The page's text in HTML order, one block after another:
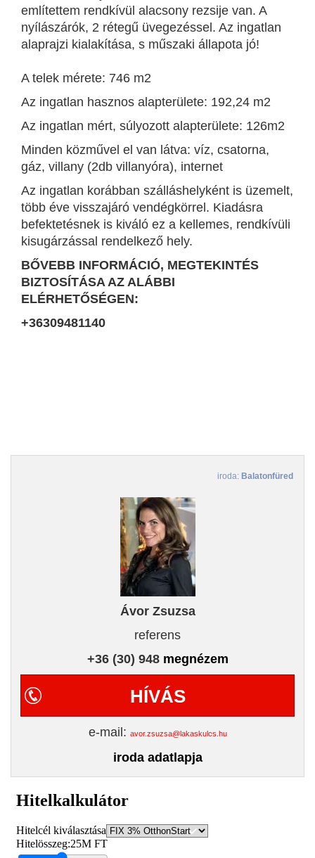
említettem rendkívül alacsony rezsije van. A
nyílászárók, 2 rétegű üvegezéssel. Az ingatlan
alaprajzi kialakítása, s műszaki állapota jó!
A telek mérete: 746 m2
Az ingatlan hasznos alapterülete: 192,24 m2
Az ingatlan mért, súlyozott alapterülete: 126m2
Minden közművel el van látva: víz, csatorna,
gáz, villany (2db villanyóra), internet
Az ingatlan korábban szálláshelyként is üzemelt,
több éve visszajáró vendégkörrel. Kiadásra
befektetésnek is kiváló ez a kellemes, rendkívüli
kisugárzással rendelkező hely.
BŐVEBB INFORMÁCIÓ, MEGTEKINTÉS
BIZTOSÍTÁSA AZ ALÁBBI
ELÉRHETŐSÉGEN:
+36309481140
iroda: Balatonfüred
Ávor Zsuzsa
referens
+36 (30) 948 megnézem
HÍVÁS
e-mail: avor.zsuzsa@lakaskulcs.hu
iroda adatlapja